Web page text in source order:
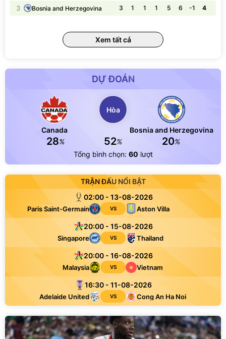
3 Bosnia and Herzegovina 3 1 1 1 5 6 -1 4
Xem tất cả
DỰ ĐOÁN
Canada
Hòa
Bosnia and Herzegovina
28% 52% 20%
Tổng bình chọn: 60 lượt
TRẬN ĐẤU NỔI BẬT
02:00 - 13-08-2026
Paris Saint-Germain VS Aston Villa
20:00 - 15-08-2026
Singapore VS Thailand
20:00 - 16-08-2026
Malaysia VS Vietnam
16:30 - 11-08-2026
Adelaide United VS Cong An Ha Noi